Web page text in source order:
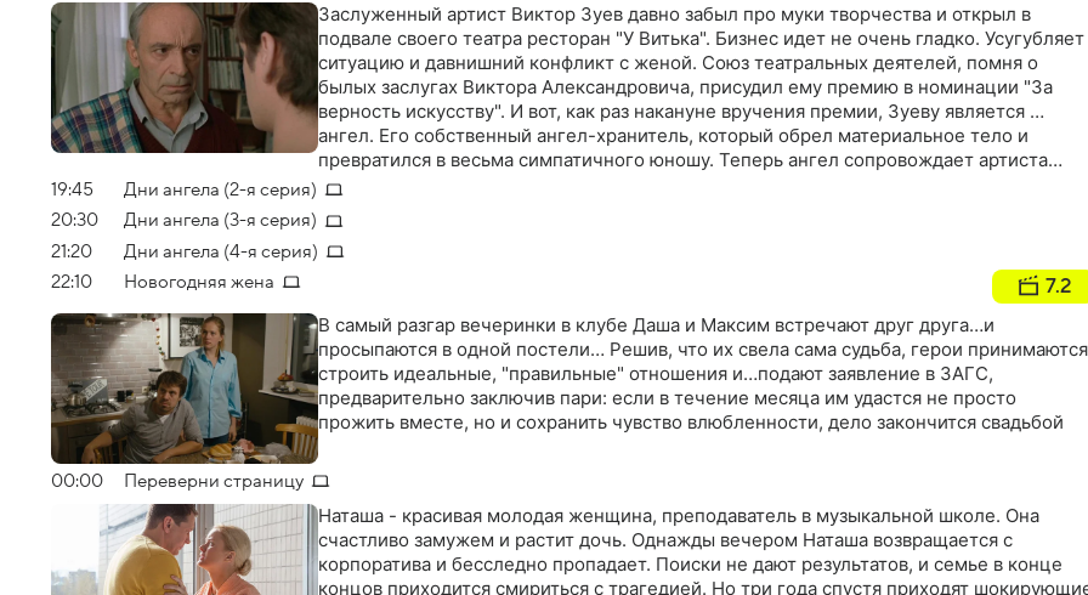
Заслуженный артист Виктор Зуев давно забыл про муки творчества и открыл в
подвале своего театра ресторан "У Витька". Бизнес идет не очень гладко. Усугубляет
ситуацию и давнишний конфликт с женой. Союз театральных деятелей, помня о
былых заслугах Виктора Александровича, присудил ему премию в номинации "За
верность искусству". И вот, как раз накануне вручения премии, Зуеву является …
ангел. Его собственный ангел-хранитель, который обрел материальное тело и
превратился в весьма симпатичного юношу. Теперь ангел сопровождает артиста
повсюду, вызывая недоумение родственников и знакомых…
19:45
Дни ангела (2-я серия)
20:30
Дни ангела (3-я серия)
21:20
Дни ангела (4-я серия)
22:10
Новогодняя жена 7.2
В самый разгар вечеринки в клубе Даша и Максим встречают друг друга…и
просыпаются в одной постели… Решив, что их свела сама судьба, герои принимаются
строить идеальные, "правильные" отношения и…подают заявление в ЗАГС,
предварительно заключив пари: если в течение месяца им удастся не просто
прожить вместе, но и сохранить чувство влюбленности, дело закончится свадьбой
00:00 Переверни страницу
Наташа - красивая молодая женщина, преподаватель в музыкальной школе. Она
счастливо замужем и растит дочь. Однажды вечером Наташа возвращается с
корпоратива и бесследно пропадает. Поиски не дают результатов, и семье в конце
концов приходится смириться с трагедией. Но три года спустя приходят